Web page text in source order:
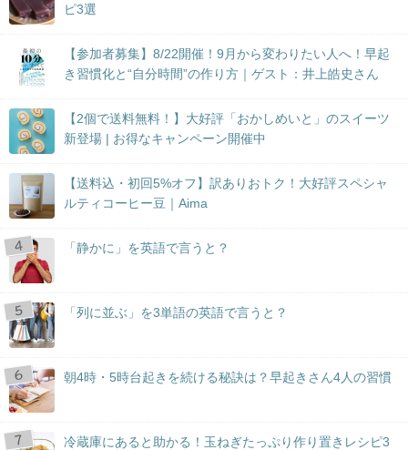
ピ3選
【参加者募集】8/22開催！9月から変わりたい人へ！早起
き習慣化と“自分時間”の作り方｜ゲスト：井上皓史さん
【2個で送料無料！】大好評「おかしめいと」のスイーツ
新登場 | お得なキャンペーン開催中
【送料込・初回5%オフ】訳ありおトク！大好評スペシャ
ルティコーヒー豆｜Aima
「静かに」を英語で言うと？
「列に並ぶ」を3単語の英語で言うと？
朝4時・5時台起きを続ける秘訣は？早起きさん4人の習慣
冷蔵庫にあると助かる！玉ねぎたっぷり作り置きレシピ3